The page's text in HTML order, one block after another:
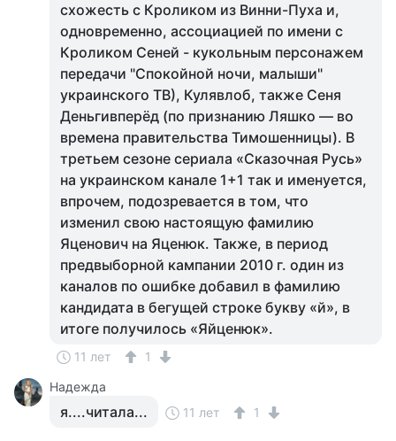
схожесть с Кроликом из Винни-Пуха и,
одновременно, ассоциацией по имени с
Кроликом Сеней - кукольным персонажем
передачи "Спокойной ночи, малыши"
украинского ТВ), Кулявлоб, также Сеня
Деньгивперёд (по признанию Ляшко — во
времена правительства Тимошенницы). В
третьем сезоне сериала «Сказочная Русь»
на украинском канале 1+1 так и именуется,
впрочем, подозревается в том, что
изменил свою настоящую фамилию
Яценович на Яценюк. Также, в период
предвыборной кампании 2010 г. один из
каналов по ошибке добавил в фамилию
кандидата в бегущей строке букву «й», в
итоге получилось «Яйценюк».
11 лет
1
Надежда
я....читала... 11 лет 1